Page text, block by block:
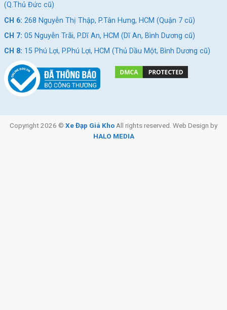
(Q.Thủ Đức cũ)
CH 6: 268 Nguyễn Thị Thập, P.Tân Hưng, HCM (Quận 7 cũ)
CH 7: 05 Nguyễn Trãi, P.Dĩ An, HCM (Dĩ An, Bình Dương cũ)
CH 8: 15 Phú Lợi, P.Phú Lợi, HCM (Thủ Dầu Một, Bình Dương cũ)
Copyright 2026 © Xe Đạp Giá KhoAll rights reserved. Web Design by
HALO MEDIA